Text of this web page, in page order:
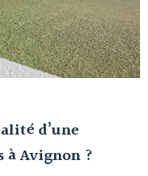
d’une
Avignon ?